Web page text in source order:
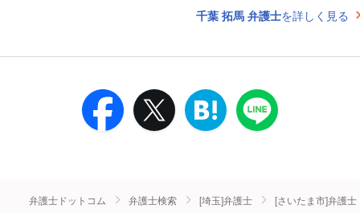
千葉 拓馬 弁護士を詳しく見る
弁護士ドットコム 弁護士検索 [埼玉]弁護士 [さいたま市]弁護士